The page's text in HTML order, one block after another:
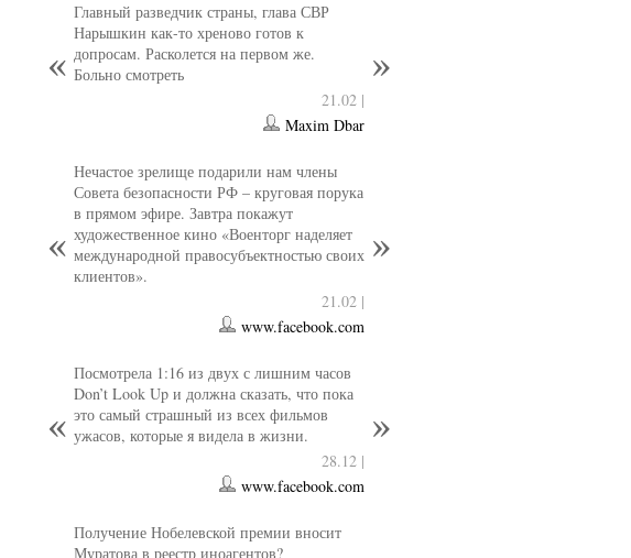
Главный разведчик страны, глава СВР
Нарышкин как-то хреново готов к
допросам. Расколется на первом же.
Больно смотреть
21.02 |
Maxim Dbar
Нечастое зрелище подарили нам члены
Совета безопасности РФ – круговая порука
в прямом эфире. Завтра покажут
художественное кино «Военторг наделяет
международной правосубъектностью своих
клиентов».
21.02 |
www.facebook.com
Посмотрела 1:16 из двух с лишним часов
Don’t Look Up и должна сказать, что пока
это самый страшный из всех фильмов
ужасов, которые я видела в жизни.
28.12 |
www.facebook.com
Получение Нобелевской премии вносит
Муратова в реестр иноагентов?